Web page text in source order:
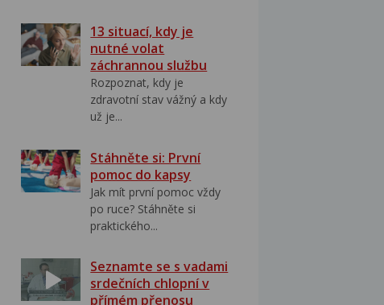
13 situací, kdy je
nutné volat
záchrannou službu
Rozpoznat, kdy je
zdravotní stav vážný a kdy
už je...
Stáhněte si: První
pomoc do kapsy
Jak mít první pomoc vždy
po ruce? Stáhněte si
praktického...
Seznamte se s vadami
srdečních chlopní v
přímém přenosu